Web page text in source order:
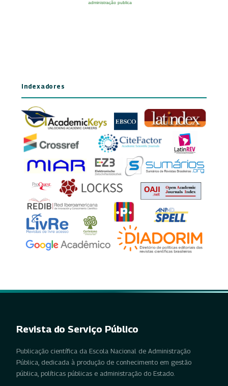
Indexadores
Revista do Serviço Público
Publicação científica da Escola Nacional de Administração
Pública, dedicada à produção de conhecimento em gestão
pública, políticas públicas e administração do Estado.